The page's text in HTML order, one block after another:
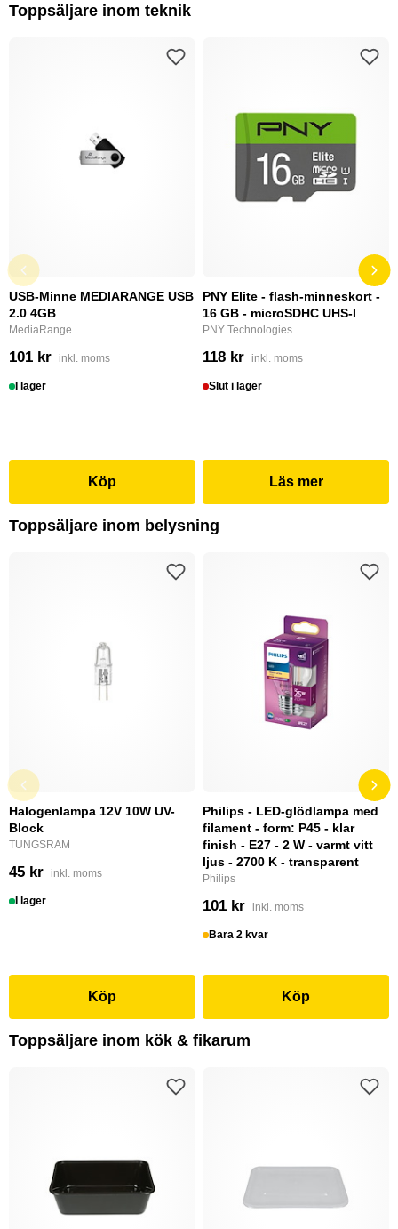
Toppsäljare inom teknik
USB-Minne MEDIARANGE USB
2.0 4GB
MediaRange
101 kr inkl. moms
I lager
Köp
PNY Elite - flash-minneskort -
16 GB - microSDHC UHS-I
PNY Technologies
118 kr inkl. moms
Slut i lager
Läs mer
Toppsäljare inom belysning
Halogenlampa 12V 10W UV-
Block
TUNGSRAM
45 kr inkl. moms
I lager
Köp
Philips - LED-glödlampa med
filament - form: P45 - klar
finish - E27 - 2 W - varmt vitt
ljus - 2700 K - transparent
Philips
101 kr inkl. moms
Bara 2 kvar
Köp
Toppsäljare inom kök & fikarum